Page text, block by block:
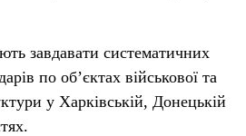
завдавати систематичних
по об’єктах військової та
у Харківській, Донецькій